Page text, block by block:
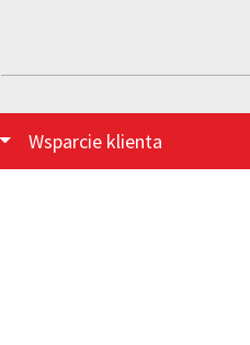
Wsparcie klienta